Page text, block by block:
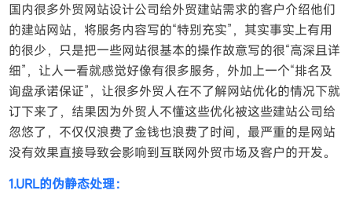
国内很多外贸网站设计公司给外贸建站需求的客户介绍他们
的建站网站，将服务内容写的“特别充实”，其实事实上有用
的很少，只是把一些网站很基本的操作故意写的很“高深且详
细”，让人一看就感觉好像有很多服务，外加上一个“排名及
询盘承诺保证”，让很多外贸人在不了解网站优化的情况下就
订下来了，结果因为外贸人不懂这些优化被这些建站公司给
忽悠了，不仅仅浪费了金钱也浪费了时间，最严重的是网站
没有效果直接导致会影响到互联网外贸市场及客户的开发。
1.URL的伪静态处理：